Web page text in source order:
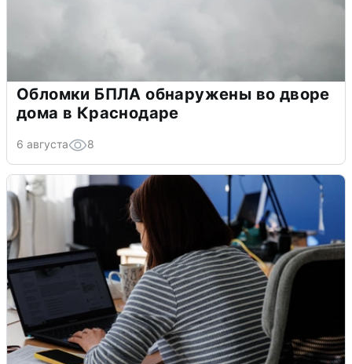
Обломки БПЛА обнаружены во дворе
дома в Краснодаре
6 августа 8